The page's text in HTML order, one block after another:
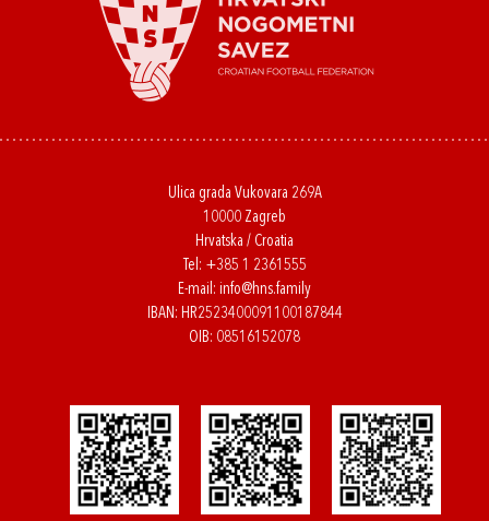
Ulica grada Vukovara 269A
10000 Zagreb
Hrvatska / Croatia
Tel: +385 1 2361555
E-mail: info@hns.family
IBAN: HR2523400091100187844
OIB: 08516152078